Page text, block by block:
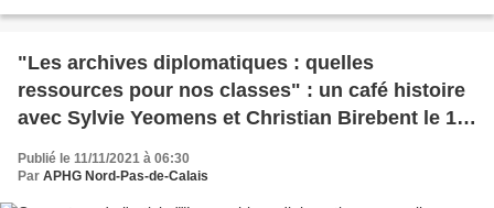
"Les archives diplomatiques : quelles
ressources pour nos classes" : un café histoire
avec Sylvie Yeomens et Christian Birebent le 19
novembre à 18h30
Publié le 11/11/2021 à 06:30
Par APHG Nord-Pas-de-Calais